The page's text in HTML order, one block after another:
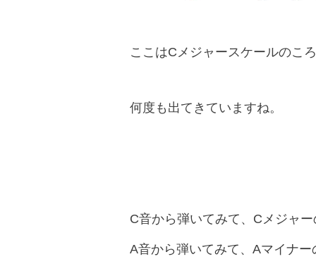
ここはCメジャースケールのこ
何度も出てきていますね。
C音から弾いてみて、Cメジャ
A音から弾いてみて、Aマイナ